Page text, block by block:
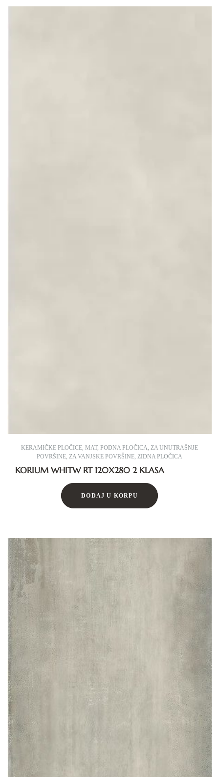
KERAMIČKE PLOČICE, MAT, PODNA PLOČICA, ZA UNUTRAŠNJE
POVRŠINE, ZA VANJSKE POVRŠINE, ZIDNA PLOČICA
KORIUM WHITW RT 120X280 2 KLASA
DODAJ U KORPU